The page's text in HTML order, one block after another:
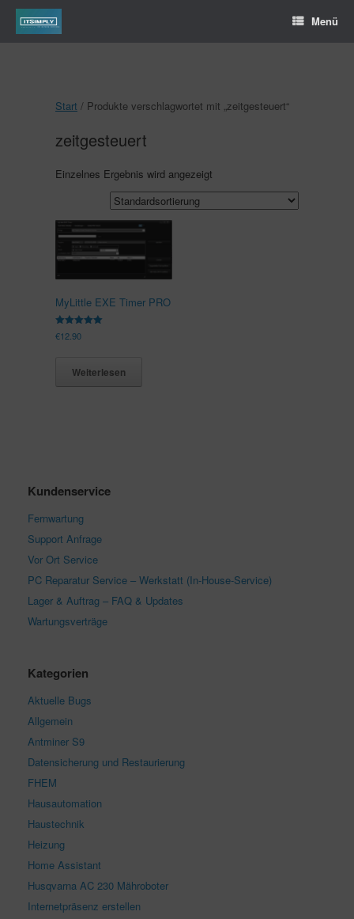
Menü
Start / Produkte verschlagwortet mit „zeitgesteuert“
zeitgesteuert
Einzelnes Ergebnis wird angezeigt
MyLittle EXE Timer PRO
Bewertet
mit
€12.90
Weiterlesen
Kundenservice
Fernwartung
Support Anfrage
Vor Ort Service
PC Reparatur Service – Werkstatt (In-House-Service)
Lager & Auftrag – FAQ & Updates
Wartungsverträge
Kategorien
Aktuelle Bugs
Allgemein
Antminer S9
Datensicherung und Restaurierung
FHEM
Hausautomation
Haustechnik
Heizung
Home Assistant
Husqvarna AC 230 Mähroboter
Internetpräsenz erstellen